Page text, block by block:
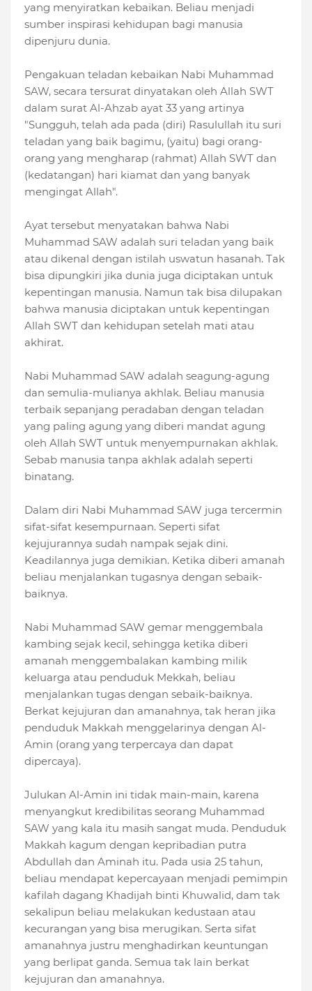
yang menyiratkan kebaikan. Beliau menjadi
sumber inspirasi kehidupan bagi manusia
dipenjuru dunia.
Pengakuan teladan kebaikan Nabi Muhammad
SAW, secara tersurat dinyatakan oleh Allah SWT
dalam surat Al-Ahzab ayat 33 yang artinya
"Sungguh, telah ada pada (diri) Rasulullah itu suri
teladan yang baik bagimu, (yaitu) bagi orang-
orang yang mengharap (rahmat) Allah SWT dan
(kedatangan) hari kiamat dan yang banyak
mengingat Allah".
Ayat tersebut menyatakan bahwa Nabi
Muhammad SAW adalah suri teladan yang baik
atau dikenal dengan istilah uswatun hasanah. Tak
bisa dipungkiri jika dunia juga diciptakan untuk
kepentingan manusia. Namun tak bisa dilupakan
bahwa manusia diciptakan untuk kepentingan
Allah SWT dan kehidupan setelah mati atau
akhirat.
Nabi Muhammad SAW adalah seagung-agung
dan semulia-mulianya akhlak. Beliau manusia
terbaik sepanjang peradaban dengan teladan
yang paling agung yang diberi mandat agung
oleh Allah SWT untuk menyempurnakan akhlak.
Sebab manusia tanpa akhlak adalah seperti
binatang.
Dalam diri Nabi Muhammad SAW juga tercermin
sifat-sifat kesempurnaan. Seperti sifat
kejujurannya sudah nampak sejak dini.
Keadilannya juga demikian. Ketika diberi amanah
beliau menjalankan tugasnya dengan sebaik-
baiknya.
Nabi Muhammad SAW gemar menggembala
kambing sejak kecil, sehingga ketika diberi
amanah menggembalakan kambing milik
keluarga atau penduduk Mekkah, beliau
menjalankan tugas dengan sebaik-baiknya.
Berkat kejujuran dan amanahnya, tak heran jika
penduduk Makkah menggelarinya dengan Al-
Amin (orang yang terpercaya dan dapat
dipercaya).
Julukan Al-Amin ini tidak main-main, karena
menyangkut kredibilitas seorang Muhammad
SAW yang kala itu masih sangat muda. Penduduk
Makkah kagum dengan kepribadian putra
Abdullah dan Aminah itu. Pada usia 25 tahun,
beliau mendapat kepercayaan menjadi pemimpin
kafilah dagang Khadijah binti Khuwalid, dam tak
sekalipun beliau melakukan kedustaan atau
kecurangan yang bisa merugikan. Serta sifat
amanahnya justru menghadirkan keuntungan
yang berlipat ganda. Semua tak lain berkat
kejujuran dan amanahnya.